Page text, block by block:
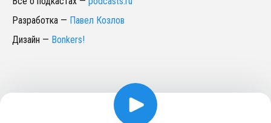
Разработка — Павел Козлов
Дизайн — Bonkers!